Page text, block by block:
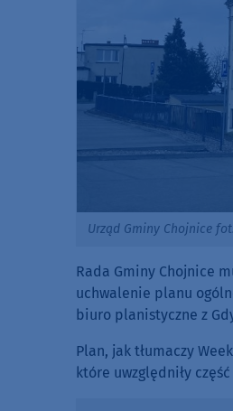
Urząd Gminy Chojnice
Rada Gminy Chojnice
uchwalenie planu
biuro planistyczne z
Plan, jak tłumaczy
które uwzględniły